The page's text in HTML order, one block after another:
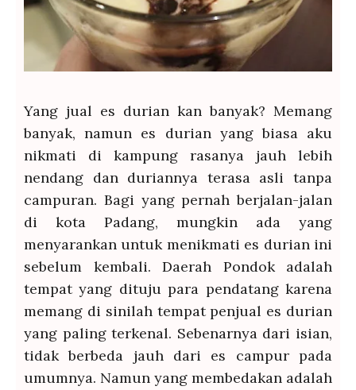
Yang jual es durian kan banyak? Memang
banyak, namun es durian yang biasa aku
nikmati di kampung rasanya jauh lebih
nendang dan duriannya terasa asli tanpa
campuran. Bagi yang pernah berjalan-jalan
di kota Padang, mungkin ada yang
menyarankan untuk menikmati es durian ini
sebelum kembali. Daerah Pondok adalah
tempat yang dituju para pendatang karena
memang di sinilah tempat penjual es durian
yang paling terkenal. Sebenarnya dari isian,
tidak berbeda jauh dari es campur pada
umumnya. Namun yang membedakan adalah